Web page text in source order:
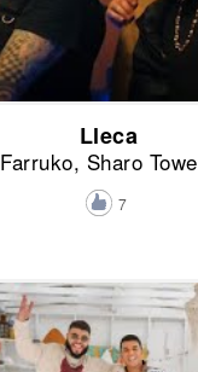
Lleca
Farruko, Sharo
7